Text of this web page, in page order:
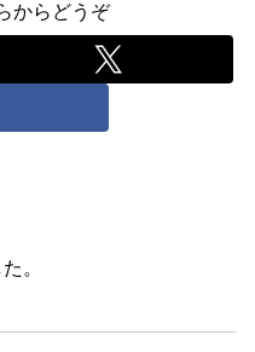
からどうぞ
。